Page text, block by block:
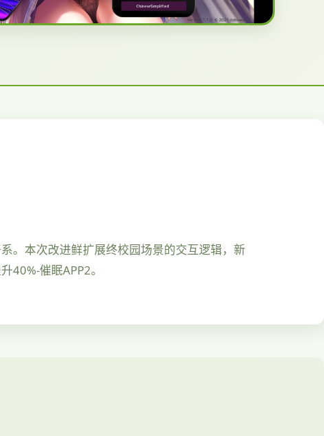
。本次改进鲜扩展终校园场景的交互逻辑，新
40%-催眠APP2。